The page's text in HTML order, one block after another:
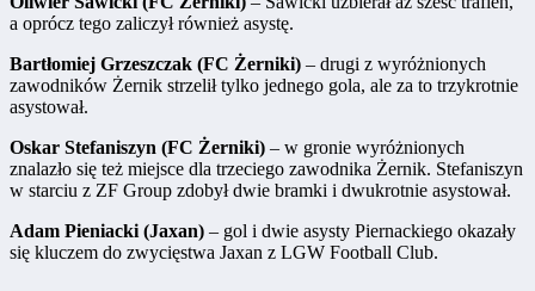
a oprócz tego zaliczył również asystę.
Bartłomiej Grzeszczak (FC Żerniki) – drugi z wyróżnionych
zawodników Żernik strzelił tylko jednego gola, ale za to trzykrotnie
asystował.
Oskar Stefaniszyn (FC Żerniki) – w gronie wyróżnionych
znalazło się też miejsce dla trzeciego zawodnika Żernik. Stefaniszyn
w starciu z ZF Group zdobył dwie bramki i dwukrotnie asystował.
Adam Pieniacki (Jaxan) – gol i dwie asysty Piernackiego okazały
się kluczem do zwycięstwa Jaxan z LGW Football Club.